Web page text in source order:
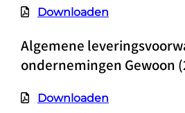
Downloaden
Algemene
ondernemingen Gewoon
Downloaden